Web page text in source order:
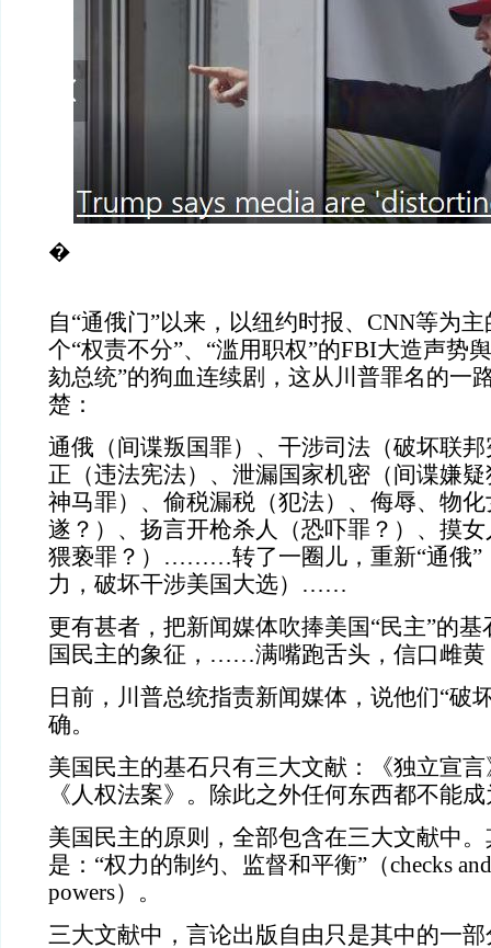
�
自“通俄门”以来，以纽约时报、CNN等为
个“权责不分”、“滥用职权”的FBI大造声势
劾总统”的狗血连续剧，这从川普罪名的一
楚：
通俄（间谍叛国罪）、干涉司法（破坏联
正（违法宪法）、泄漏国家机密（间谍嫌
神马罪）、偷税漏税（犯法）、侮辱、物
遂？）、扬言开枪杀人（恐吓罪？）、摸
猥亵罪？）………转了一圈儿，重新“通俄”
力，破坏干涉美国大选）……
更有甚者，把新闻媒体吹捧美国“民主”的
国民主的象征，……满嘴跑舌头，信口雌黄
日前，川普总统指责新闻媒体，说他们“破
确。
美国民主的基石只有三大文献：《独立宣
《人权法案》。除此之外任何东西都不能
美国民主的原则，全部包含在三大文献中
是：“权力的制约、监督和平衡”（checks
powers）。
三大文献中，言论出版自由只是其中的一